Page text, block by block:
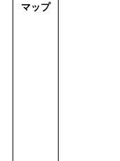
マップ